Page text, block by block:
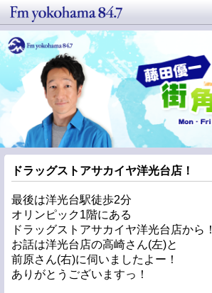
ドラッグストアサカイヤ洋光台店！
最後は洋光台駅徒歩2分
オリンピック1階にある
ドラッグストアサカイヤ洋光台店から！
お話は洋光台店の高崎さん(左)と
前原さん(右)に伺いましたよー！
ありがとうございますっ！